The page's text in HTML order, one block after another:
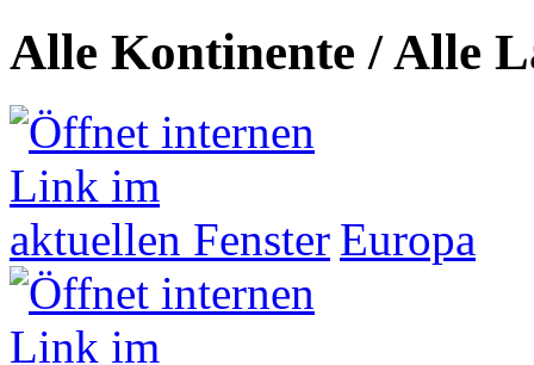
Alle Kontinente / Alle
Europa